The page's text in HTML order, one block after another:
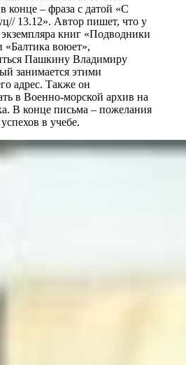
конце – фраза с датой «С
13.12». Автор пишет, что у
книг «Подводники
«Балтика воюет»,
Пашкину Владимиру
занимается этими
адрес. Также он
в Военно-морской архив на
В конце письма – пожелания
в учебе.